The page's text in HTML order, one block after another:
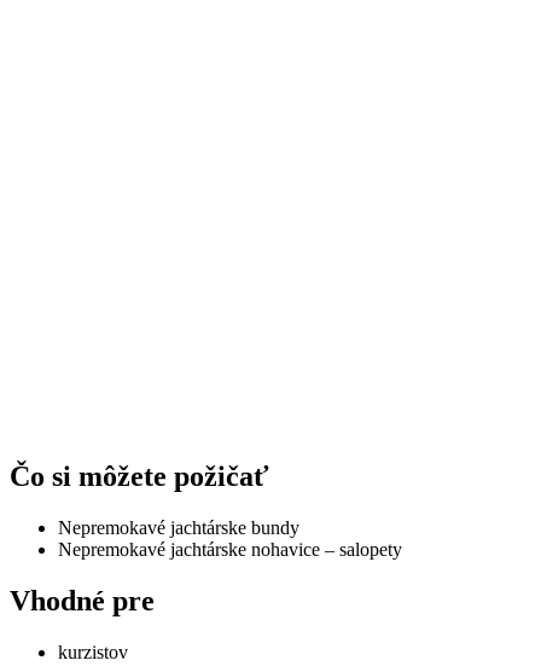
Čo si môžete požičať
Nepremokavé jachtárske bundy
Nepremokavé jachtárske nohavice – salopety
Vhodné pre
kurzistov